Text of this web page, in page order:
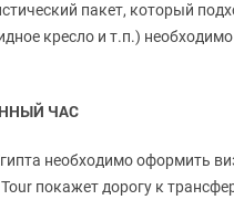
пакет, который
кресло и т.п.)
ЧАС
необходимо оформить
покажет дорогу к